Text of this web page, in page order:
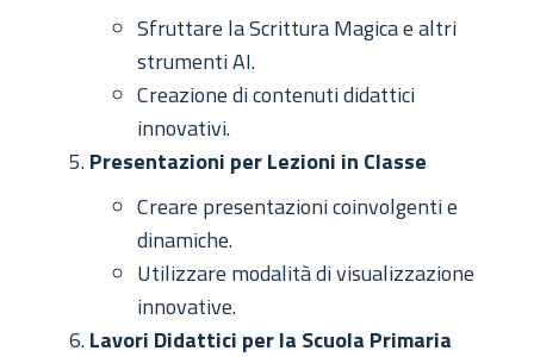
Sfruttare la Scrittura Magica e altri
strumenti AI.
Creazione di contenuti didattici
innovativi.
Presentazioni per Lezioni in Classe
Creare presentazioni coinvolgenti e
dinamiche.
Utilizzare modalità di visualizzazione
innovative.
Lavori Didattici per la Scuola Primaria